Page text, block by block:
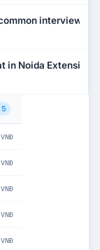
interview
in Noida Extension?
5
VNĐ
VNĐ
VNĐ
VNĐ
VNĐ